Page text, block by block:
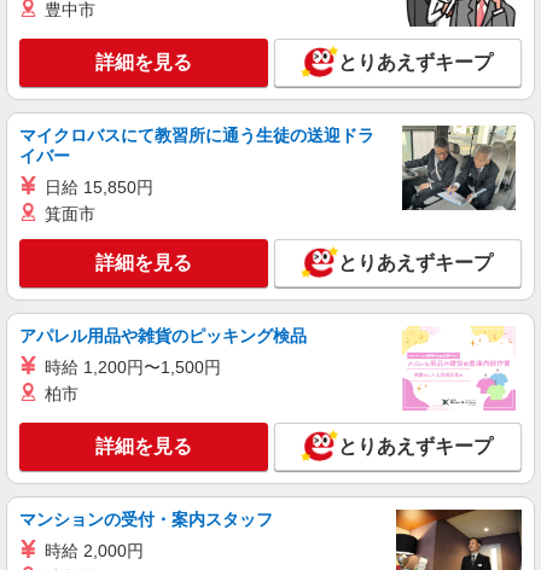
【楽天モバイル】の携帯販売スタッフ
時給1400円〜 ※残業代支給 ★交通費別途支給
（規定あり） ゜+゜・。○。・゜+゜・。○。・゜
+゜ 入社祝い金10万円支給(規定有) お友達を紹介
頂くと, インセンティブ支給(規定有) ★月2回払
い・週払い可能（規程有）★ ゜・。○。・゜
山口県山陽小野田市の楽天モバイルショップ
詳細を見る
派遣社員
株式会社シエロ
【ドコモ】の店舗スタッフ
月給195000円〜235000円（経験・能力によ
る） ※給与幅は経験・スキルによる 交通費全額支
給 賞与有※業績連動性 制服貸与 社会保険完備 車
入社祝い金10万円支給(規定有) お友達を紹介頂く
と, インセンティブ支給(規定有) ゜・。○。・゜
山口県山陽小野田市のdocomoショップ
詳細を見る
株式会社シエロ
【softbank】の携帯販売スタッフ
時給1420円〜 ※残業代支給 ★交通費別途支給
豊中市
詳細を見る とりあえずキープ
マイクロバスにて教習所に通う生徒の送迎ドラ
イバー
日給 15,850円
箕面市
詳細を見る とりあえずキープ
アパレル用品や雑貨のピッキング検品
時給 1,200円〜1,500円
柏市
詳細を見る とりあえずキープ
マンションの受付・案内スタッフ
時給 2,000円